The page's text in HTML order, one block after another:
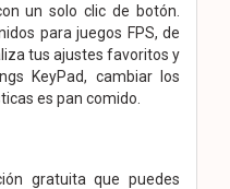
un solo clic de botón.
para juegos FPS, de
tus ajustes favoritos y
KeyPad, cambiar los
es pan comido.
gratuita que puedes